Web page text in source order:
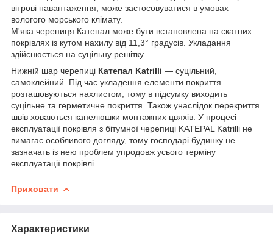
вітрові навантаження, може застосовуватися в умовах
вологого морського клімату.
М'яка черепиця Катепал може бути встановлена на скатних
покрівлях із кутом нахилу від 11,3° градусів. Укладання
здійснюється на суцільну решітку.
Нижній шар черепиці Катепал Katrilli — суцільний,
самоклейний. Під час укладення елементи покриття
розташовуються нахлистом, тому в підсумку виходить
суцільне та герметичне покриття. Також унаслідок перекриття
швів ховаються капелюшки монтажних цвяхів. У процесі
експлуатації покрівля з бітумної черепиці KATEPAL Katrilli не
вимагає особливого догляду, тому господарі будинку не
зазначать із нею проблем упродовж усього терміну
експлуатації покрівлі.
Приховати
Характеристики